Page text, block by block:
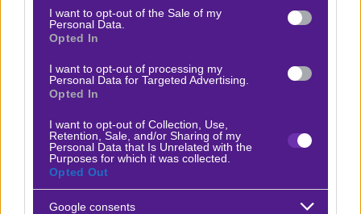
consent section.
I want to opt-out of the Sale of my
Personal Data.
Opted In
I want to opt-out of processing my
Personal Data for Targeted Advertising.
Opted In
I want to opt-out of Collection, Use,
Retention, Sale, and/or Sharing of my
Personal Data that Is Unrelated with the
Purposes for which it was collected.
Opted Out
Google consents
Telegram, όπου μπορείς να μπεις από
Δείτε με ένα κλικ τις καλύτερες προσφορές της ημέρας
Ο Αντώνης Σουκαράς προτείνει:
Ανδόρα - Αλμπαθέτε
Β Ισπανίας 01.05.2026